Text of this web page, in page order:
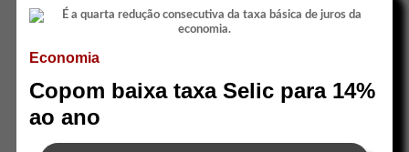
Economia
Copom baixa taxa Selic para 14%
ao ano